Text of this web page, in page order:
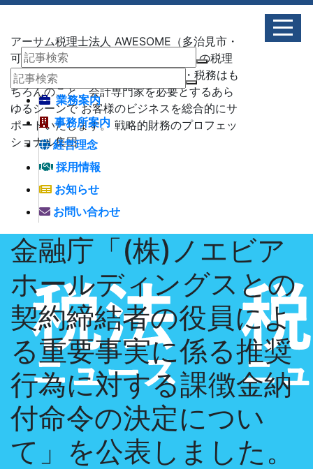
アーサム税理士法人 AWESOME（多治見市・
可児市・瑞浪市・土岐市） -地域No1 の税理
士法人 アーサム税理士法人 – 会計・税務はも
ちろんのこと、会計専門家を必要とするあら
ゆるシーンで お客様のビジネスを総合的にサ
ポートいたします。 戦略的財務のプロフェッ
ショナル集団
業務案内
事務所案内
経営理念
採用情報
お知らせ
お問い合わせ
金融庁「(株)ノエビア
ホールディングスとの
契約締結者の役員によ
る重要事実に係る推奨
行為に対する課徴金納
付命令の決定につい
て」を公表しました。